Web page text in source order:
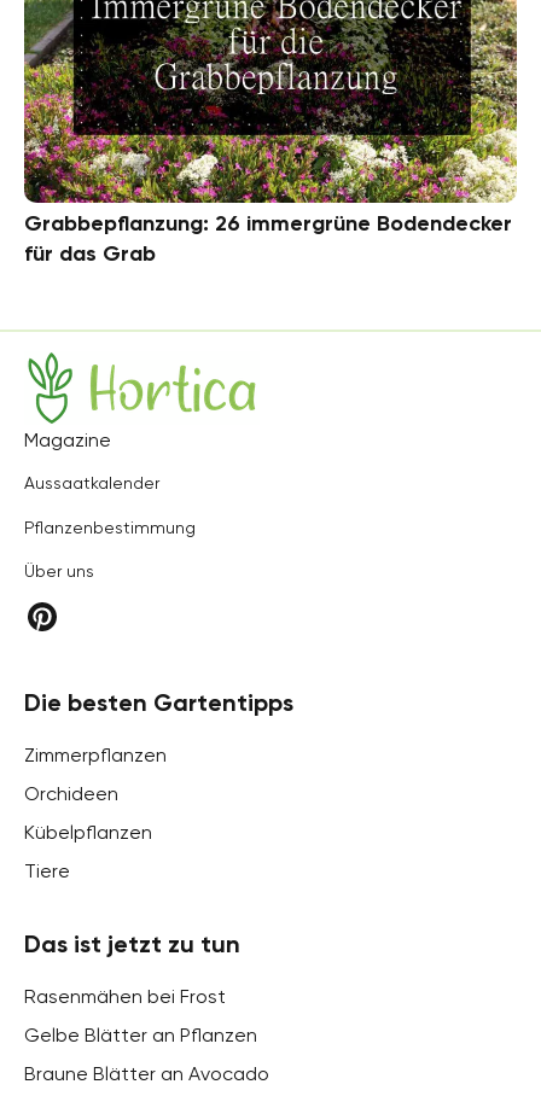
Grabbepflanzung: 26 immergrüne Bodendecker
für das Grab
Hortica
Magazine
Aussaatkalender
Pflanzenbestimmung
Über uns
Die besten Gartentipps
Zimmerpflanzen
Orchideen
Kübelpflanzen
Tiere
Das ist jetzt zu tun
Rasenmähen bei Frost
Gelbe Blätter an Pflanzen
Braune Blätter an Avocado